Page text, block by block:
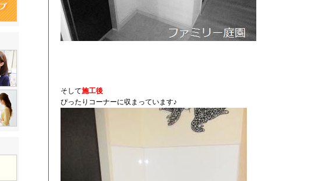
そして施工後
ぴったりコーナーに収まっています♪